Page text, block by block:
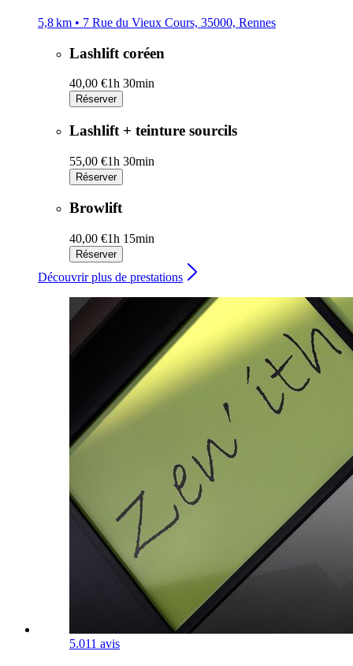
5,8 km • 7 Rue du Vieux Cours, 35000, Rennes
Lashlift coréen
40,00 €1h 30min
Réserver
Lashlift + teinture sourcils
55,00 €1h 30min
Réserver
Browlift
40,00 €1h 15min
Réserver
Découvrir plus de prestations
5.011 avis